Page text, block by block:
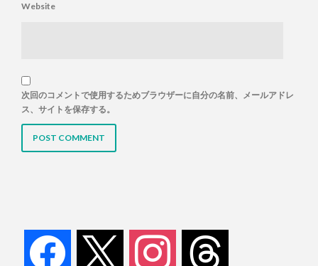
Website
次回のコメントで使用するためブラウザーに自分の名前、メールアドレ
ス、サイトを保存する。
facebook instagram threads